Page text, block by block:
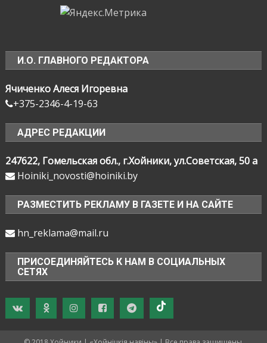
И.О. ГЛАВНОГО РЕДАКТОРА
Ячиченко Алеся Игоревна
+375-2346-4-19-63
АДРЕС РЕДАКЦИИ
247622, Гомельская обл., г.Хойники, ул.Советская, 50 а
Hoiniki_novosti@hoiniki.by
РАЗМЕСТИТЬ РЕКЛАМУ В ГАЗЕТЕ И НА САЙТЕ
hn_reklama@mail.ru
ПРИСОЕДИНЯЙТЕСЬ К НАМ В СОЦИАЛЬНЫХ
СЕТЯХ